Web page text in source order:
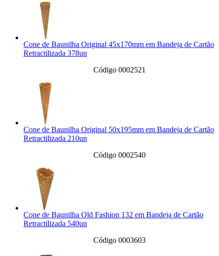
Cone de Baunilha Original 45x170mm em Bandeja de Cartão
Retractilizada 378un
Código 0002521
Cone de Baunilha Original 50x195mm em Bandeja de Cartão
Retractilizada 210un
Código 0002540
Cone de Baunilha Old Fashion 132 em Bandeja de Cartão
Retractilizada 540un
Código 0003603